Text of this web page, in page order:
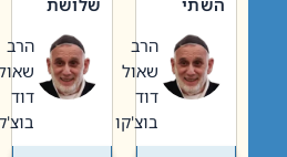
וערב של
חיינו
הרב
שאול
דוד
בוצ'קו
האבות
הרב
שאול
דוד
בוצ'קו